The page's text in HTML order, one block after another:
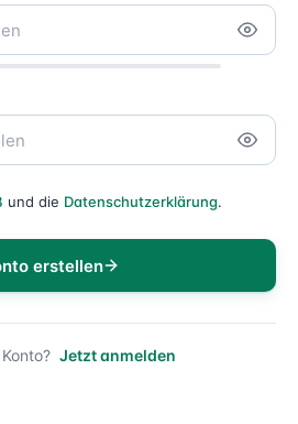
und die Datenschutzerklärung.
erstellen
Jetzt anmelden